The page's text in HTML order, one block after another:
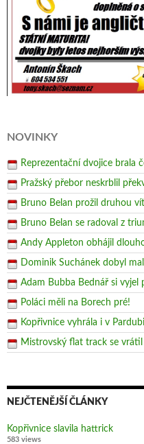
NOVINKY
Reprezentační dvojice brala
Pražský přebor neskrblil
Bruno Belan prožil druhou
Bruno Belan se radoval z
Andy Appleton obhájil
Dominik Suchánek dobyl
Adam Bubba Bednář si vyjel
Poláci měli na Borech pré!
Kopřivnice vyhrála i v
Mistrovský flat track se
NEJČTENĚJŠÍ ČLÁNKY
Kopřivnice slavila hattrick
583 views